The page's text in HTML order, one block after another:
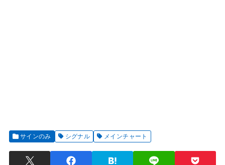
サインのみ シグナル メインチャート